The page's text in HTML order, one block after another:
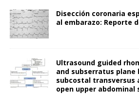
Disección coronaria
al embarazo: Reporte
Ultrasound guided
and subserratus plane
subcostal transversus
open upper abdominal